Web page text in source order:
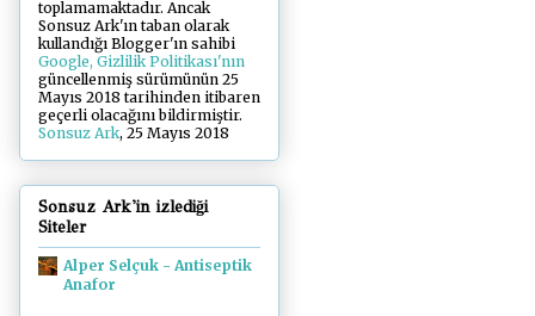
toplamamaktadır. Ancak
Sonsuz Ark'ın taban olarak
kullandığı Blogger'ın sahibi
Google, Gizlilik Politikası'nın
güncellenmiş sürümünün 25
Mayıs 2018 tarihinden itibaren
geçerli olacağını bildirmiştir.
Sonsuz Ark, 25 Mayıs 2018
Sonsuz Ark'in izlediği
Siteler
Alper Selçuk - Antiseptik
Anafor